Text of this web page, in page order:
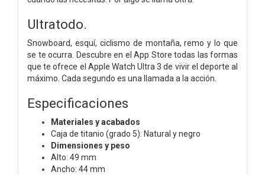
Ultratodo.
Snowboard, esquí, ciclismo de montaña, remo y lo que
se te ocurra. Descubre en el App Store todas las formas
que te ofrece el Apple Watch Ultra 3 de vivir el deporte al
máximo. Cada segundo es una llamada a la acción.
Especificaciones
Materiales y acabados
Caja de titanio (grado 5): Natural y negro
Dimensiones y peso
Alto: 49 mm
Ancho: 44 mm